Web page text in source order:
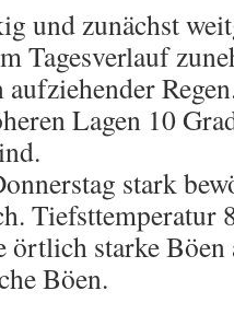
und zunächst
Tagesverlauf
Lagen 10
stark
Tiefsttemperatur
örtlich starke Böen
Böen.